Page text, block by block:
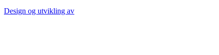
Design og utvikling av